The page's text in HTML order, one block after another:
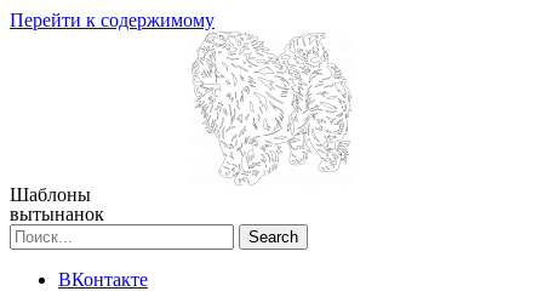
Перейти к содержимому
Шаблоны
вытынанок
Search
ВКонтакте